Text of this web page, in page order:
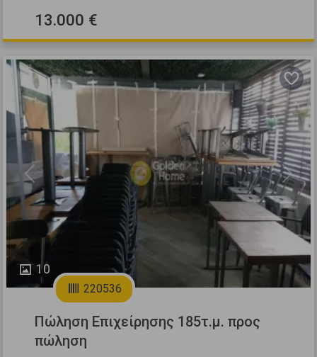
13.000 €
10
Previous Next
220536
Πώληση Επιχείρησης 185τ.μ. προς
πώληση